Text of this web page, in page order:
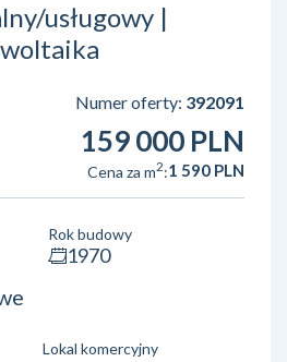
usługowy |
Numer oferty: 392091
159 000 PLN
Cena za m2:1 590 PLN
Rok budowy
1970
Lokal komercyjny